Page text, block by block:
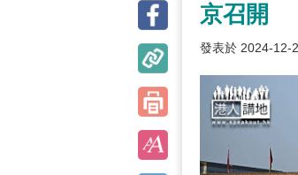
京召開
發表於 2024-12-